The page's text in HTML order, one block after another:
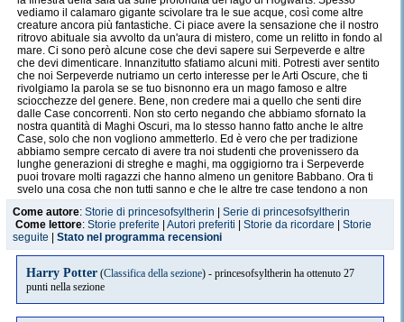
vediamo il calamaro gigante scivolare tra le sue acque, così come altre
creature ancora più fantastiche. Ci piace avere la sensazione che il nostro
ritrovo abituale sia avvolto da un'aura di mistero, come un relitto in fondo al
mare. Ci sono però alcune cose che devi sapere sui Serpeverde e altre
che devi dimenticare. Innanzitutto sfatiamo alcuni miti. Potresti aver sentito
che noi Serpeverde nutriamo un certo interesse per le Arti Oscure, che ti
rivolgiamo la parola se se tuo bisnonno era un mago famoso e altre
sciocchezze del genere. Bene, non credere mai a quello che senti dire
dalle Case concorrenti. Non sto certo negando che abbiamo sfornato la
nostra quantità di Maghi Oscuri, ma lo stesso hanno fatto anche le altre
Case, solo che non vogliono ammetterlo. Ed è vero che per tradizione
abbiamo sempre cercato di avere tra noi studenti che provenissero da
lunghe generazioni di streghe e maghi, ma oggigiorno tra i Serpeverde
puoi trovare molti ragazzi che hanno almeno un genitore Babbano. Ora ti
svelo una cosa che non tutti sanno e che le altre tre case tendono a non
sottolineare: Merlino era un Serpeverde. Sì, proprio Merlino, il più grande
mago della storia! Ha imparato tutto quello che sapeva proprio in questa
casa! Vuoi seguire le orme di Merlino? O preferisci sederti alla vecchia
scrivania di Eglantine Puffett, illustre ex-Tassofrasso inventore del Panno
Auto-Saponante? Non credo proprio. Ad ogni modo, ora basta parlare di
quello che non siamo. Parliamo invece di cosa siamo, ossia la Casa
migliore e più intelligente della scuola. Noi giochiamo per vincere, perché
a noi stanno a cuore l'onore e le tradizioni di Serpeverde. Siamo rispettati
dai nostri studenti. È vero, parte di questo rispetto potrebbe essere dovuto
a un po' di timore, a causa della nostra "oscura" reputazione, ma sai una
Come autore: Storie di princesofsyltherin
Serie di princesofsyltherin
Come lettore: Storie preferite Autori preferiti Storie da ricordare
Storie
seguite
Stato nel programma recensioni
Harry Potter (Classifica della sezione) - princesofsyltherin ha ottenuto 27
punti nella sezione